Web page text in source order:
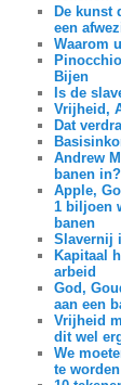
De kunst
een
Waarom
Bijen
Is de
Vrijheid,
Dat
Andrew
banen in?
Apple,
1 biljoen
banen
Slavernij
Kapitaal
arbeid
God,
aan een
Vrijheid
dit wel
We
te worden